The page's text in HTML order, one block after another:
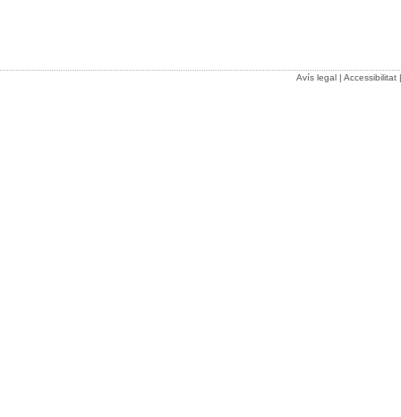
Avís legal| Accessibilitat